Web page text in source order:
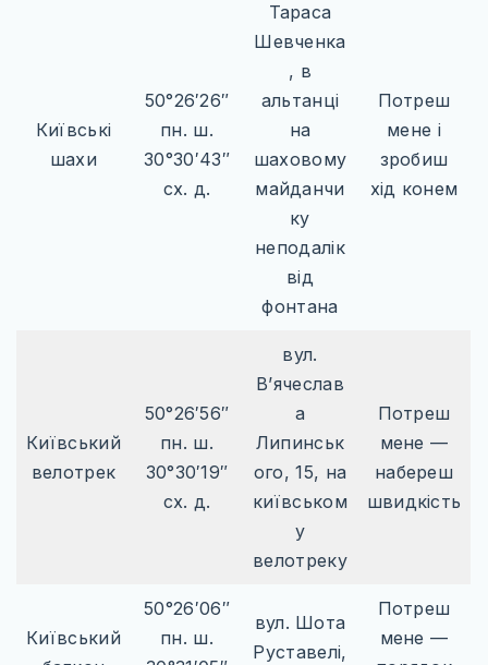
Київські
шахи
50°26′26″
пн. ш.
30°30′43″
сх. д.
Тараса
Шевченка
, в
альтанці
на
шаховому
майданчи
ку
неподалік
від
фонтана
Потреш
мене і
зробиш
хід конем
Київський
велотрек
50°26′56″
пн. ш.
30°30′19″
сх. д.
вул.
В’ячеслав
а
Липинськ
ого, 15, на
київськом
у
велотреку
Потреш
мене —
набереш
швидкість
Київський
50°26′06″
пн. ш.
вул. Шота
Руставелі,
Потреш
мене —